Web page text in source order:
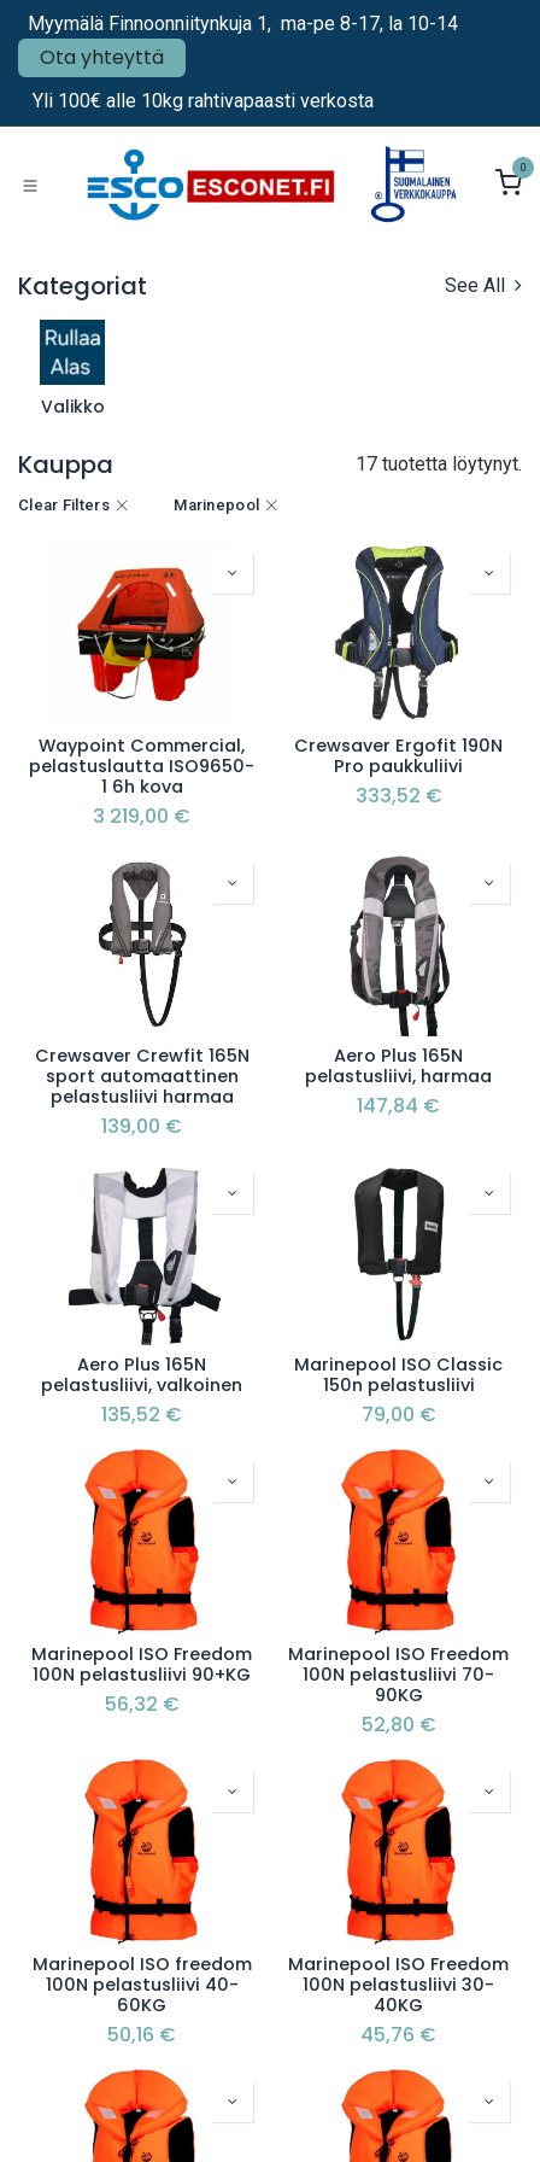
Siirry sisältöön
Myymälä Finnoonniitynkuja 1, ma-pe 8-17, la 10-14
Ota yhteyttä
Yli 100€ alle 10kg rahtivapaasti verkosta
0
Kategoriat See All
Valikko
Kauppa 17 tuotetta löytynyt.
Clear Filters Marinepool
Waypoint Commercial,
pelastuslautta ISO9650-
1 6h kova
3 219,00 €
Crewsaver Ergofit 190N
Pro paukkuliivi
333,52 €
Crewsaver Crewfit 165N
sport automaattinen
pelastusliivi harmaa
139,00 €
Aero Plus 165N
pelastusliivi, harmaa
147,84 €
Aero Plus 165N
pelastusliivi, valkoinen
135,52 €
Marinepool ISO Classic
150n pelastusliivi
79,00 €
Marinepool ISO Freedom
100N pelastusliivi 90+KG
56,32 €
Marinepool ISO Freedom
100N pelastusliivi 70-
90KG
52,80 €
Marinepool ISO freedom
100N pelastusliivi 40-
60KG
50,16 €
Marinepool ISO Freedom
100N pelastusliivi 30-
40KG
45,76 €